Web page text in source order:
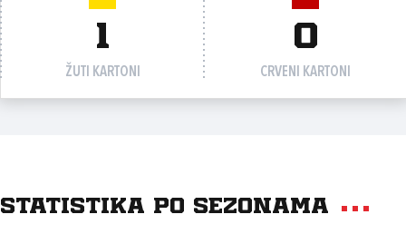
1
ŽUTI KARTONI
0
CRVENI KARTONI
Statistika po sezonama